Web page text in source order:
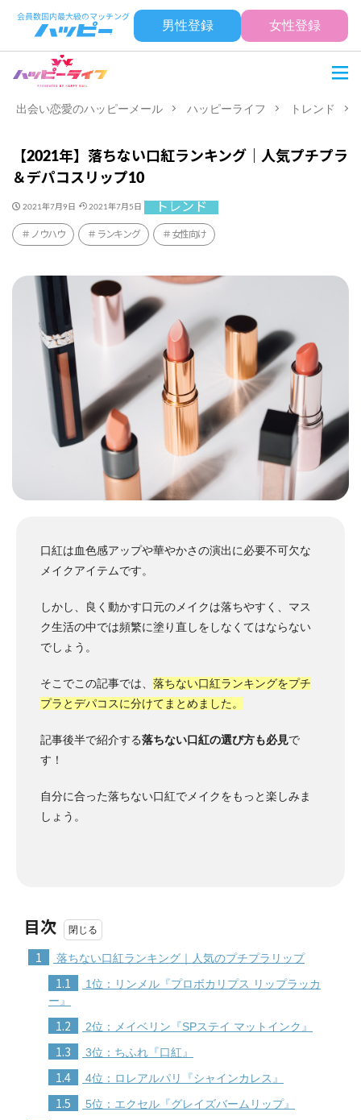
男性登録 女性登録
出会い恋愛のハッピーメール ハッピーライフ トレンド
【2021年】落ちない口紅ランキング｜人気プチプラ
＆デパコスリップ10
2021年7月9日 2021年7月5日 トレンド
ノウハウ ランキング 女性向け
口紅は血色感アップや華やかさの演出に必要不可欠な
メイクアイテムです。
しかし、良く動かす口元のメイクは落ちやすく、マス
ク生活の中では頻繁に塗り直しをしなくてはならない
でしょう。
そこでこの記事では、 落ちない口紅ランキングをプチ
プラとデパコスに分けてまとめました。
記事後半で紹介する落ちない口紅の選び方も必見で
す！
自分に合った落ちない口紅でメイクをもっと楽しみま
しょう。
目次
1 落ちない口紅ランキング｜人気のプチプラリップ
1.1
1位：リンメル『プロボカリプス リップラッカ
ー』
1.2 2位：メイベリン『SPステイ マットインク』
1.3 3位：ちふれ『口紅』
1.4 4位：ロレアルパリ『シャインカレス』
1.5 5位：エクセル『グレイズバームリップ』